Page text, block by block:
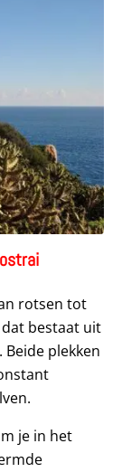
rotsen tot
dat bestaat uit
plekken
je in het